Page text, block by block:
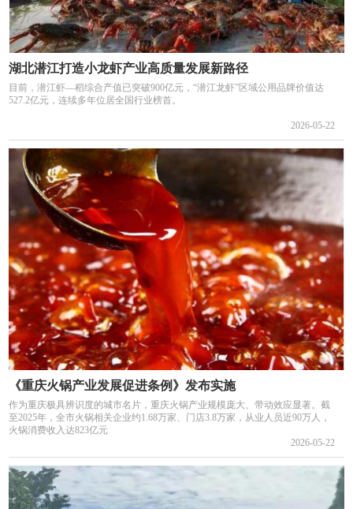
湖北潜江打造小龙虾产业高质量发展新路径
目前，潜江虾—稻综合产值已突破900亿元，“潜江龙虾”区域公用品牌价值达
527.2亿元，连续多年位居全国行业榜首。
2026-05-22
《重庆火锅产业发展促进条例》发布实施
作为重庆极具辨识度的城市名片，重庆火锅产业规模庞大、带动效应显著。截
至2025年，全市火锅相关企业约1.68万家、门店3.8万家，从业人员近90万人，
火锅消费收入达823亿元
2026-05-22